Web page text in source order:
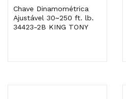
Chave Dinamométrica
Ajustável 30~250 ft. lb.
34423-2B KING TONY